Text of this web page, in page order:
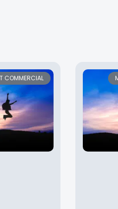
COMMERCIAL